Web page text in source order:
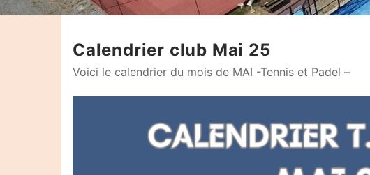
Rechercher
:
Calendrier club Mai 25
Voici le calendrier du mois de MAI -Tennis et Padel –